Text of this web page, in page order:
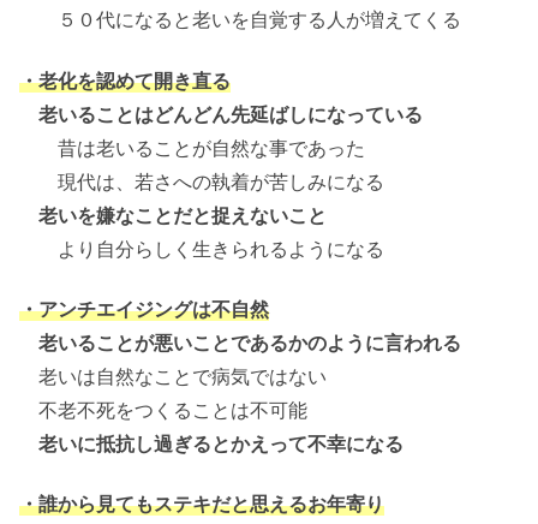
５０代になると老いを自覚する人が増えてくる
・老化を認めて開き直る
老いることはどんどん先延ばしになっている
昔は老いることが自然な事であった
現代は、若さへの執着が苦しみになる
老いを嫌なことだと捉えないこと
より自分らしく生きられるようになる
・アンチエイジングは不自然
老いることが悪いことであるかのように言われる
老いは自然なことで病気ではない
不老不死をつくることは不可能
老いに抵抗し過ぎるとかえって不幸になる
・誰から見てもステキだと思えるお年寄り